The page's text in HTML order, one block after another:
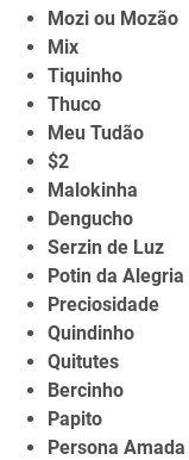
Mozi ou Mozão
Mix
Tiquinho
Thuco
Meu Tudão
$2
Malokinha
Dengucho
Serzin de Luz
Potin da Alegria
Preciosidade
Quindinho
Quitutes
Bercinho
Papito
Persona Amada